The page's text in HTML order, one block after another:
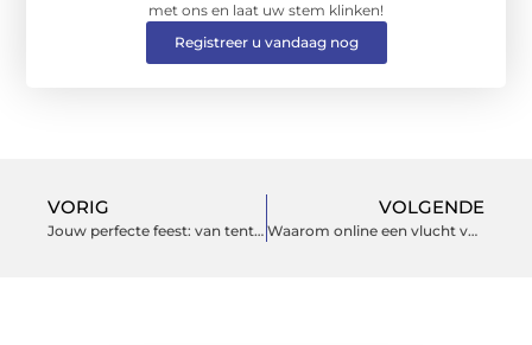
met ons en laat uw stem klinken!
Registreer u vandaag nog
VORIG
Jouw perfecte feest: van tent tot tafeldecoratie
VOLGENDE
Waarom online een vlucht volgen steeds belangrijker wordt voor moderne reizigers